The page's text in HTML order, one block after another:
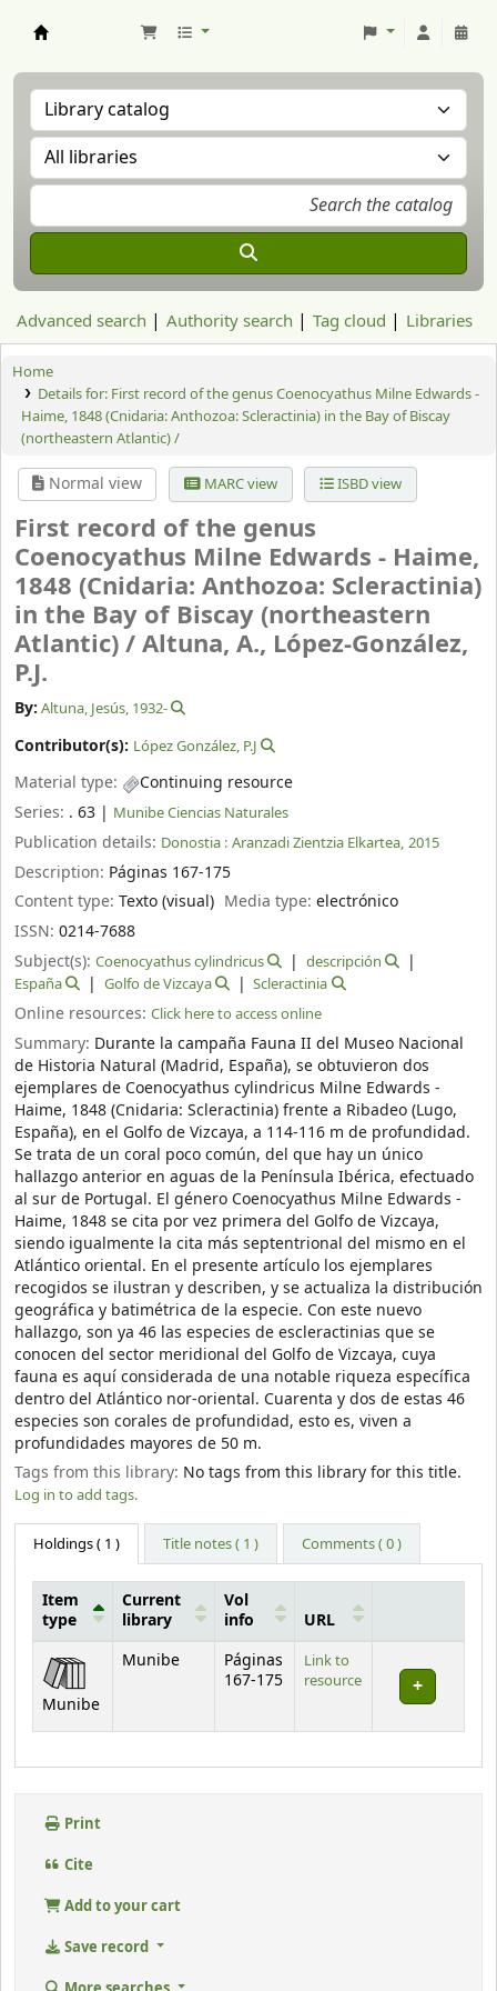
Advanced search Authority search Tag cloud Libraries
Home
Details for: First record of the genus Coenocyathus Milne Edwards -
Haime, 1848 (Cnidaria: Anthozoa: Scleractinia) in the Bay of Biscay
(northeastern Atlantic) /
Normal view MARC view ISBD view
First record of the genus
Coenocyathus Milne Edwards - Haime,
1848 (Cnidaria: Anthozoa: Scleractinia)
in the Bay of Biscay (northeastern
Atlantic) /Altuna, A., López-González,
P.J.
By: Altuna, Jesús, 1932-
Contributor(s): López González, P.J
Material type:
Continuing resource
Series: . 63 | Munibe Ciencias Naturales
Publication details: Donostia : Aranzadi Zientzia Elkartea, 2015
Description: Páginas 167-175
Content type: Texto (visual) Media type:electrónico
ISSN: 0214-7688
Subject(s): Coenocyathus cylindricus
descripción
España
Golfo de Vizcaya Scleractinia
Online resources: Click here to access online
Summary: Durante la campaña Fauna II del Museo Nacional
de Historia Natural (Madrid, España), se obtuvieron dos
ejemplares de Coenocyathus cylindricus Milne Edwards -
Haime, 1848 (Cnidaria: Scleractinia) frente a Ribadeo (Lugo,
España), en el Golfo de Vizcaya, a 114-116 m de profundidad.
Se trata de un coral poco común, del que hay un único
hallazgo anterior en aguas de la Península Ibérica, efectuado
al sur de Portugal. El género Coenocyathus Milne Edwards -
Haime, 1848 se cita por vez primera del Golfo de Vizcaya,
siendo igualmente la cita más septentrional del mismo en el
Atlántico oriental. En el presente artículo los ejemplares
recogidos se ilustran y describen, y se actualiza la distribución
geográfica y batimétrica de la especie. Con este nuevo
hallazgo, son ya 46 las especies de escleractinias que se
conocen del sector meridional del Golfo de Vizcaya, cuya
fauna es aquí considerada de una notable riqueza específica
dentro del Atlántico nor-oriental. Cuarenta y dos de estas 46
especies son corales de profundidad, esto es, viven a
profundidades mayores de 50 m.
Tags from this library: No tags from this library for this title.
Log in to add tags.
Holdings( 1 ) Title notes ( 1 ) Comments ( 0 )
Holdings
Item
type
Current
library
Vol
info
URL
Munibe
Munibe
Páginas
167-175
Link to
resource
Print
Cite
Add to your cart
Save record